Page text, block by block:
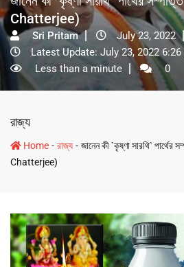
Chatterjee)
Sri Pritam
July 23, 2022
Latest Update: July 23, 2022 6:26
Less than a minute
0
রাজ্য
Home - রাজ্য - জানেন কী `কৃষ্ণা সারথি`
Chatterjee)